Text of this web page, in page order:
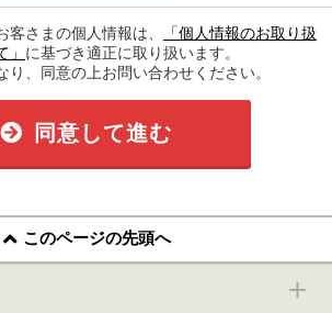
さまの個人情報は、
「個人情報のお取り扱
に基づき適正に取り扱います。
り、同意の上お問い合わせください。
同意して進む
このページの先頭へ